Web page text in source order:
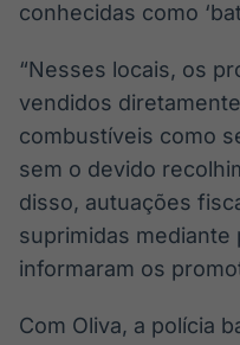
conhecidas como
“Nesses locais, os
vendidos
combustíveis como
sem o devido
disso, autuações
suprimidas mediante
informaram os
Com Oliva, a polícia